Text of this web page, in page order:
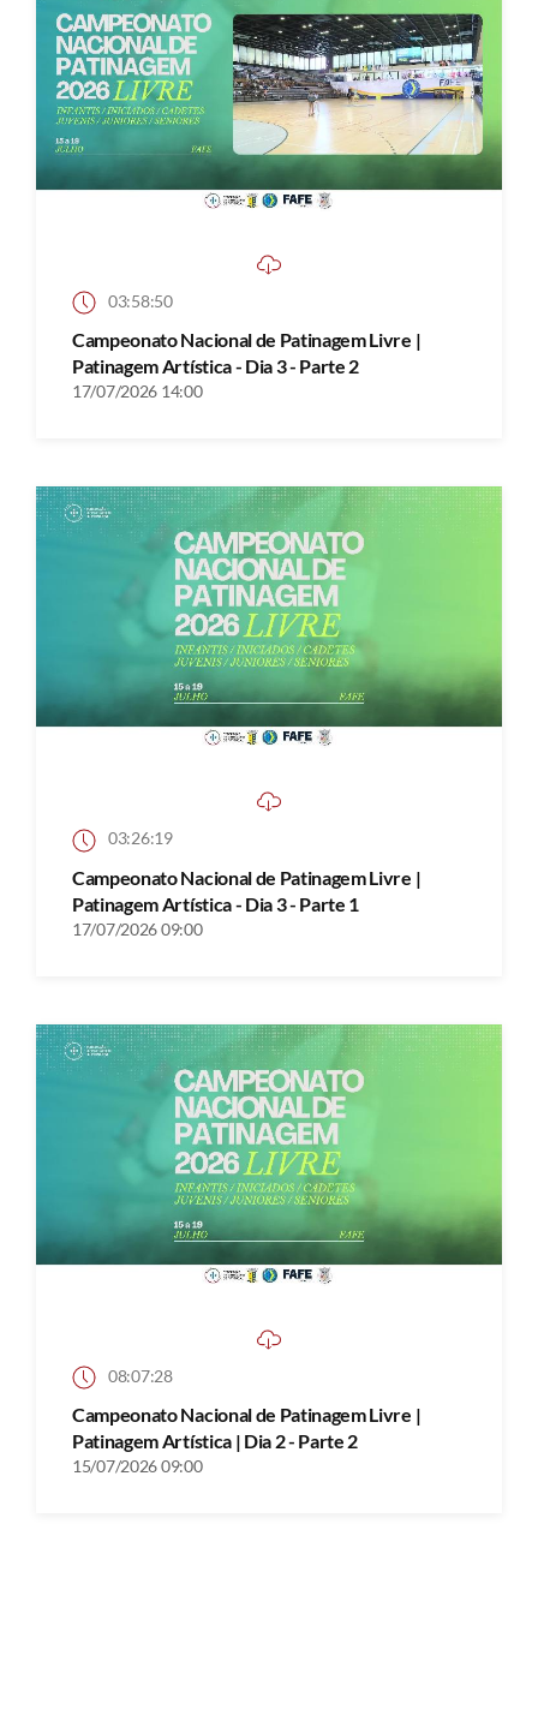
03:58:50
Campeonato Nacional de Patinagem Livre |
Patinagem Artística - Dia 3 - Parte 2
17/07/2026 14:00
03:26:19
Campeonato Nacional de Patinagem Livre |
Patinagem Artística - Dia 3 - Parte 1
17/07/2026 09:00
08:07:28
Campeonato Nacional de Patinagem Livre |
Patinagem Artística | Dia 2 - Parte 2
15/07/2026 09:00